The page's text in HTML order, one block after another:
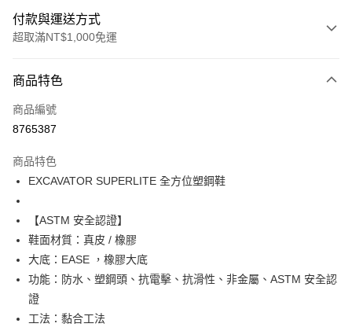
付款與運送方式
超取滿NT$1,000免運
信用卡一次付款
超商取貨付款
運送方式
全家取貨付款
每筆NT$60，滿NT$1,000(含以上)免運費
7-11取貨付款
每筆NT$60，滿NT$1,000(含以上)免運費
宅配
每筆NT$80，滿NT$1,000(含以上)免運費
商品特色
商品編號
8765387
商品特色
EXCAVATOR SUPERLITE 全方位塑鋼鞋
【ASTM 安全認證】
鞋面材質：真皮 / 橡膠
大底：EASE ，橡膠大底
功能：防水、塑鋼頭、抗電擊、抗滑性、非金屬、ASTM 安全認
證
工法：黏合工法